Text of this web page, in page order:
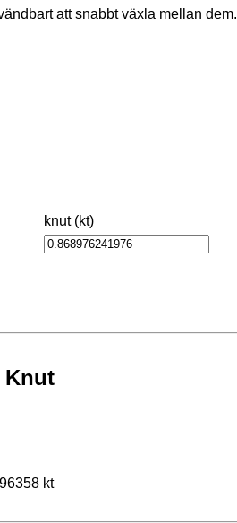
att snabbt växla mellan dem.
knut (kt)
Knut
kt